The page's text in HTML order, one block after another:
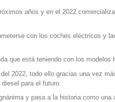
años y en el 2022
con los coches eléctricos y
que está teniendo con los modelos
2022, todo ello gracias una vez
para el futuro.
y pasa a la historia como